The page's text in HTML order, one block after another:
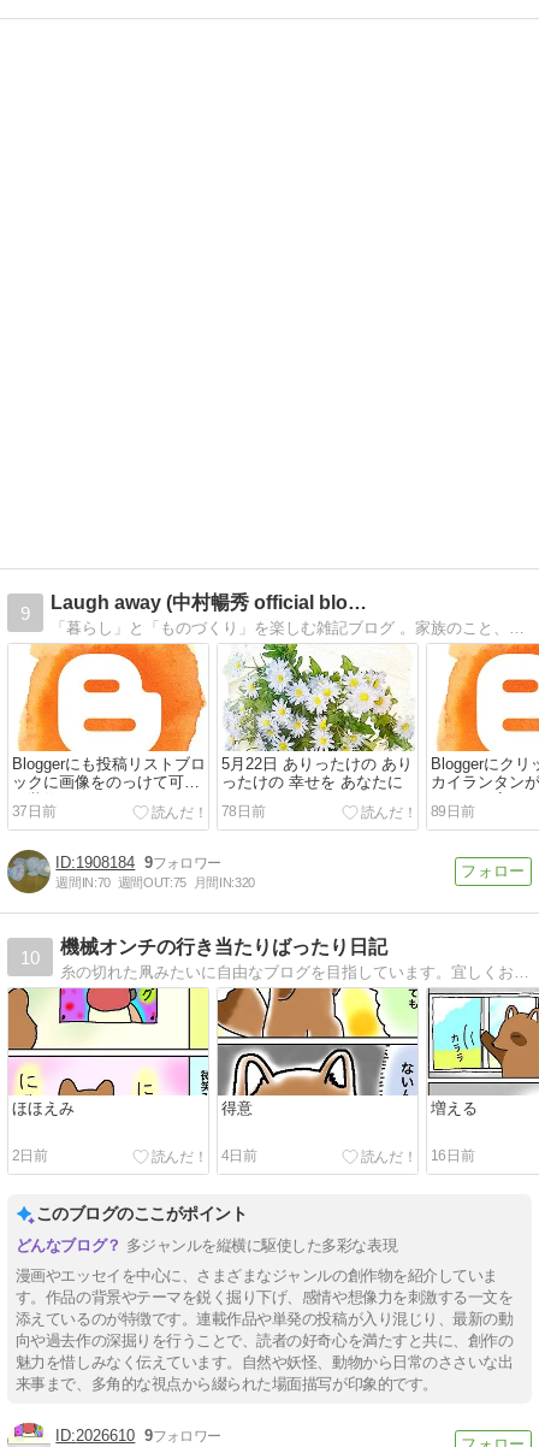
9
Laugh away (中村暢秀 official blo…
Bloggerにも投稿リストブロ
ックに画像をのっけて可愛
く装飾した
37日前
5月22日 ありったけの あり
ったけの 幸せを あなたに
78日前
Bloggerにクリ
カイランタン
ェクトに変え
89日前
1908184 9
週間IN:70 週間OUT:75 月間IN:320
10
機械オンチの行き当たりばったり日記
ほほえみ
2日前
得意
4日前
増える
16日前
このブログのここがポイント
多ジャンルを縦横に駆使した多彩な表現
漫画やエッセイを中心に、さまざまなジャンルの創作物を紹介していま
す。作品の背景やテーマを鋭く掘り下げ、感情や想像力を刺激する一文を
添えているのが特徴です。連載作品や単発の投稿が入り混じり、最新の動
向や過去作の深掘りを行うことで、読者の好奇心を満たすと共に、創作の
魅力を惜しみなく伝えています。自然や妖怪、動物から日常のささいな出
来事まで、多角的な視点から綴られた場面描写が印象的です。
2026610 9